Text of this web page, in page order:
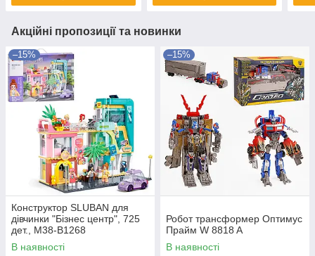
Акційні пропозиції та новинки
–15%
Конструктор SLUBAN для
дівчинки "Бізнес центр", 725
дет., M38-B1268
В наявності
–15%
Робот трансформер Оптимус
Прайм W 8818 A
В наявності